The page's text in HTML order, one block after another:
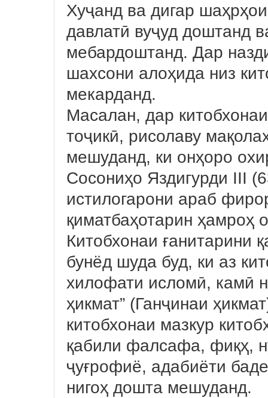
Хуҷанд ва дигар
давлатӣ вуҷуд доштанд
мебардоштанд. Дар
шахсони алоҳида низ
мекарданд.
Масалан, дар
тоҷикӣ, рисолаву
мешуданд, ки онҳоро
Сосониҳо Яздигурди III
истилогарони араб
қиматбаҳотарин ҳамроҳ
Китобхонаи ғанитарини
бунёд шуда буд, ки аз
хилофати исломӣ, камӣ
ҳикмат” (Ганҷинаи
китобхонаи мазкур
қабили фалсафа, фиқҳ,
ҷуғрофиё, адабиёти
нигоҳ дошта мешуданд.